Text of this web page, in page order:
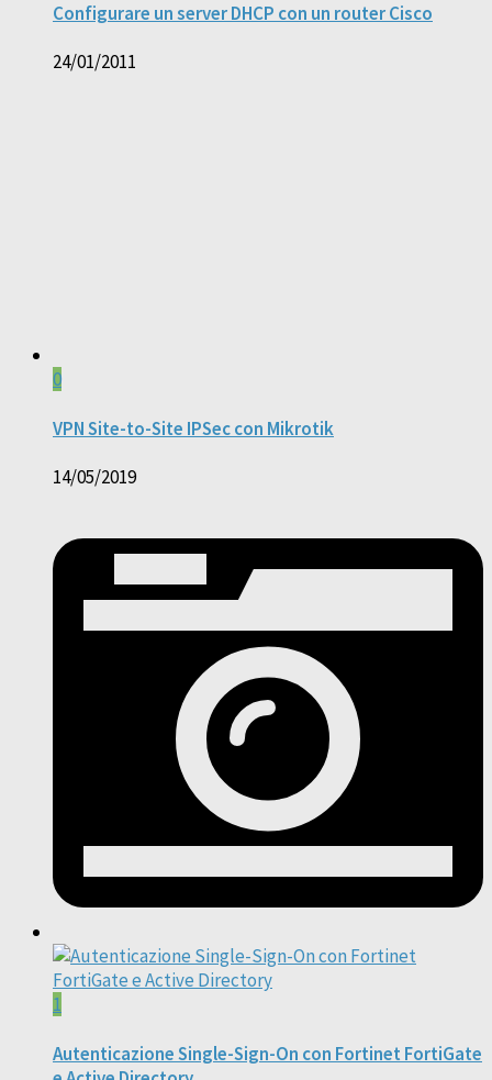
Configurare un server DHCP con un router Cisco
24/01/2011
0
VPN Site-to-Site IPSec con Mikrotik
14/05/2019
1
Autenticazione Single-Sign-On con Fortinet FortiGate